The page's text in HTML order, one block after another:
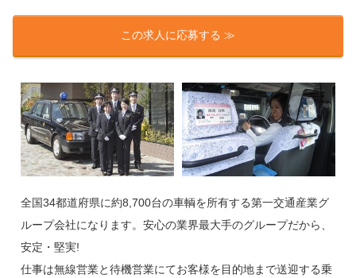
この求人に応募する ≫
全国34都道府県に約8,700台の車輌を所有する第一交通産業グ
ループ会社になります。安心の業界最大手のグループだから、
安定・堅実!
仕事は無線営業と待機営業にてお客様を目的地まで送迎する乗